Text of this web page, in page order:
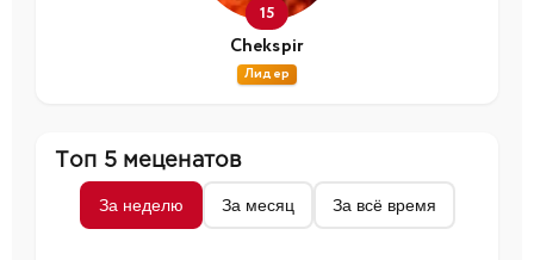
15
Chekspir
Лидер
Топ 5 меценатов
За неделю За месяц За всё время